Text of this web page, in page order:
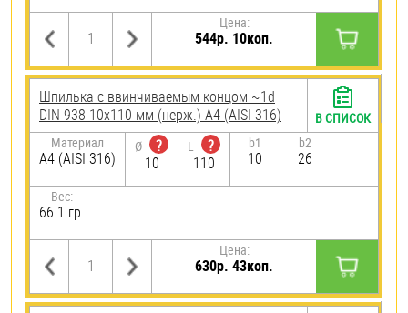
Цена:
544р. 10коп.
Шпилька c ввинчиваемым концом ~1d
DIN 938 10х110 мм (нерж.) A4 (AISI 316)
Материал
A4 (AISI 316)
Ø
?
10
L
?
110
b1
10
b2
26
Вес:
66.1 гр.
Цена:
630р. 43коп.
В СПИСОК